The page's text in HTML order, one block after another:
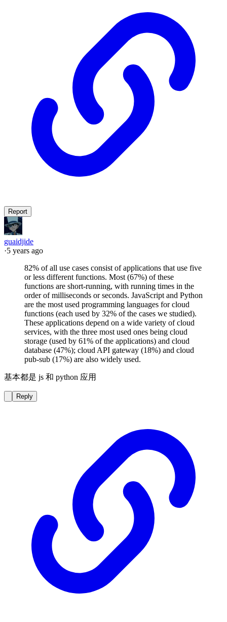
Report
guaidjide
·5 years ago
82% of all use cases consist of applications that use five
or less different functions. Most (67%) of these
functions are short-running, with running times in the
order of milliseconds or seconds. JavaScript and Python
are the most used programming languages for cloud
functions (each used by 32% of the cases we studied).
These applications depend on a wide variety of cloud
services, with the three most used ones being cloud
storage (used by 61% of the applications) and cloud
database (47%); cloud API gateway (18%) and cloud
pub-sub (17%) are also widely used.
基本都是 js 和 python 应用
Reply